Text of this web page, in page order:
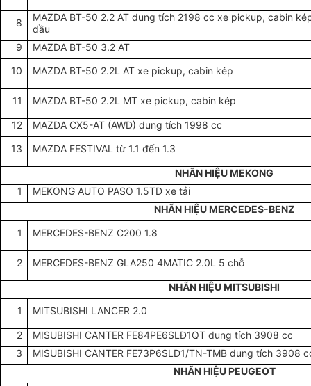
8
MAZDA BT-50 2.2 AT dung tích 2198 cc xe pickup, cabin
dầu
9
MAZDA BT-50 3.2 AT
10
MAZDA BT-50 2.2L AT xe pickup, cabin kép
11 MAZDA BT-50 2.2L MT xe pickup, cabin kép
12
MAZDA CX5-AT (AWD) dung tích 1998 cc
13
MAZDA FESTIVAL từ 1.1 đến 1.3
NHÃN HIỆU MEKONG
1
MEKONG AUTO PASO 1.5TD xe tải
NHÃN HIỆU MERCEDES-BENZ
1
MERCEDES-BENZ C200 1.8
2 MERCEDES-BENZ GLA250 4MATIC 2.0L 5 chỗ
NHÃN HIỆU MITSUBISHI
1
MITSUBISHI LANCER 2.0
2
MISUBISHI CANTER FE84PE6SLĐ1QT dung tích 3908 cc
3
MISUBISHI CANTER FE73P6SLD1/TN-TMB dung tích 3908
NHÃN HIỆU PEUGEOT